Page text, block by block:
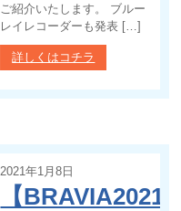
ご紹介いたします。 ブルー
レイレコーダーも発表 […]
詳しくはコチラ
2021年1月8日
【BRAVIA2021